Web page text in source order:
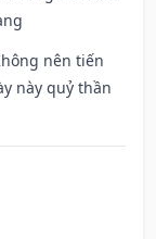
nên tiến
này quỷ thần